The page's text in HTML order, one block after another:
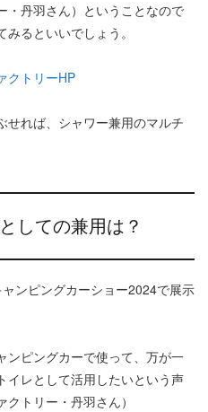
・丹羽さん）ということなので
るといいでしょう。
クトリーHP
せれば、シャワー兼用のマルチ
しての兼用は？
ンピングカーショー2024で展示
ンピングカーで使って、万が一
イレとして活用したいという声
トリー・丹羽さん）